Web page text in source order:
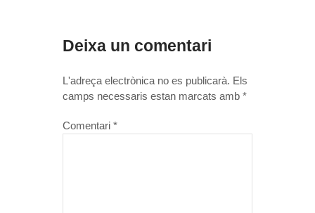
Deixa un comentari
L'adreça electrònica no es publicarà. Els
camps necessaris estan marcats amb *
Comentari *